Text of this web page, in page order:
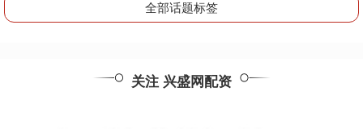
全部话题标签
关注 兴盛网配资